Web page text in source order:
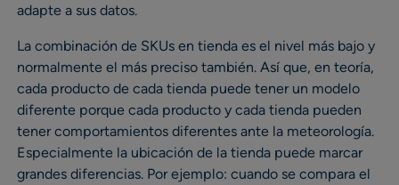
adapte a sus datos.
La combinación de SKUs en tienda es el nivel más bajo y
normalmente el más preciso también. Así que, en teoría,
cada producto de cada tienda puede tener un modelo
diferente porque cada producto y cada tienda pueden
tener comportamientos diferentes ante la meteorología.
Especialmente la ubicación de la tienda puede marcar
grandes diferencias. Por ejemplo: cuando se compara el